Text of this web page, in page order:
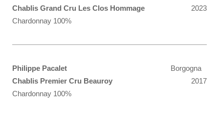
2023
Chablis Grand Cru Les Clos Hommage
Chardonnay 100%
Philippe Pacalet
Borgogna
2017
Chablis Premier Cru Beauroy
Chardonnay 100%